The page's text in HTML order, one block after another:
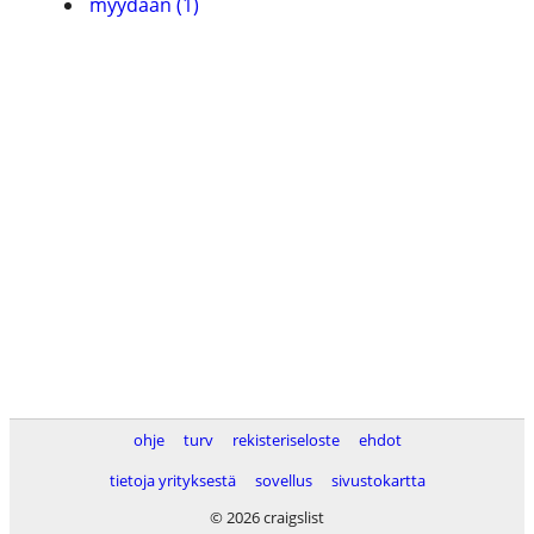
ohje turv rekisteriseloste
ehdot
tietoja yrityksestä
sovellus
sivustokartta
© 2026 craigslist